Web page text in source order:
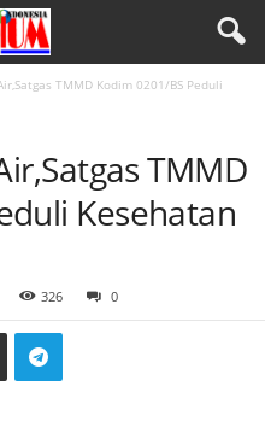
TMMD Kodim 0201/BS Peduli
TMMD
Kesehatan
326 0